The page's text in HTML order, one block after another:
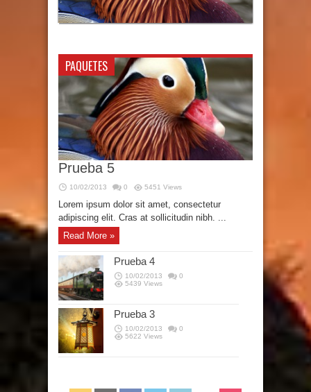
PAQUETES
Prueba 5
10/02/2013 0 5451 Views
Lorem ipsum dolor sit amet, consectetur
adipiscing elit. Cras at sollicitudin nibh. ...
Read More »
Prueba 4
10/02/2013
0
5439 Views
Prueba 3
10/02/2013
0
5622 Views